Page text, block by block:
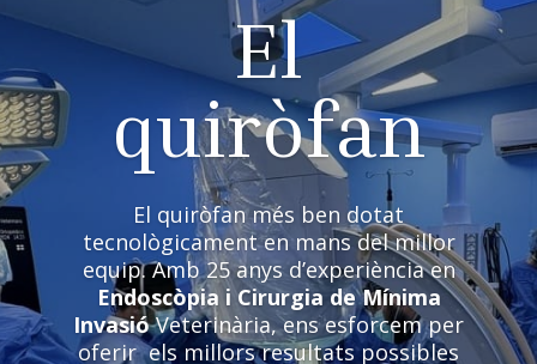
El
quiròfan
El quiròfan més ben dotat
tecnològicament en mans del millor
equip. Amb 25 anys d’experiència en
Endoscòpia i Cirurgia de Mínima
InvasióVeterinària, ens esforcem per
oferir els millors resultats possibles